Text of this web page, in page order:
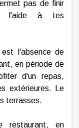
pas de finir
l'aide à tes
l'absence de
en période de
d'un repas,
extérieures. Le
terrasses.
restaurant, en